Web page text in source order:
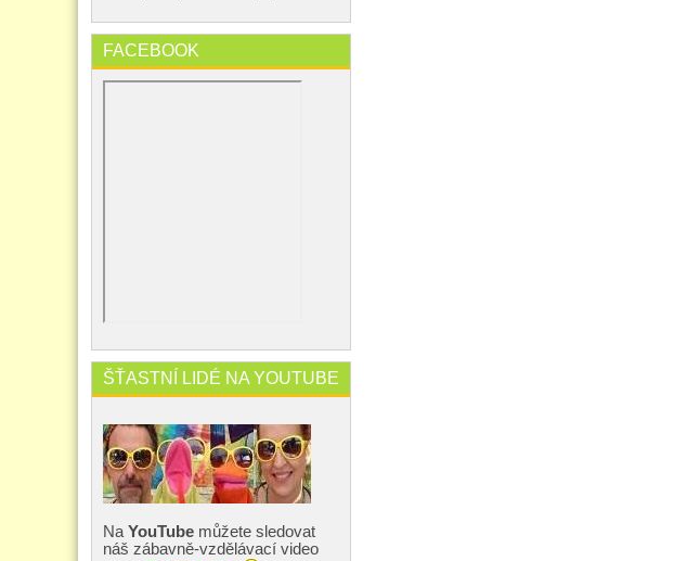
FACEBOOK
ŠŤASTNÍ LIDÉ NA YOUTUBE
Na YouTube můžete sledovat
náš zábavně-vzdělávací video